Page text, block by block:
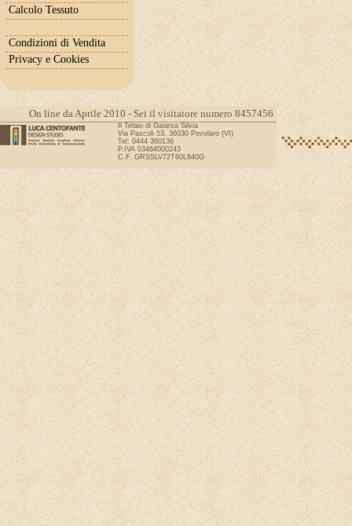
Calcolo Tessuto
Condizioni di Vendita
Privacy e Cookies
On line da Aprile 2010 - Sei il visitatore numero 8457456
Il Telaio di Gaiarsa Silvia
Via Pascoli 53, 36030 Povolaro (VI)
Tel: 0444 360136
P.IVA 03464000243
C.F. GRSSLV72T60L840G